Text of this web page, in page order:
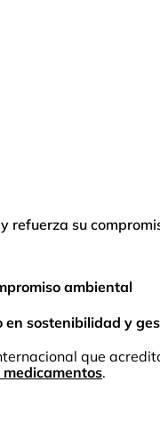
refuerza su
ambiental
en sostenibilidad y
que
.